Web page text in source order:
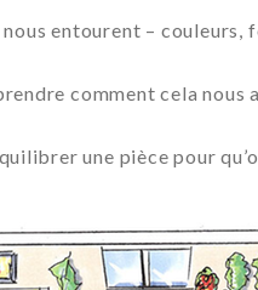
entourent – couleurs,
comment cela
une pièce pour